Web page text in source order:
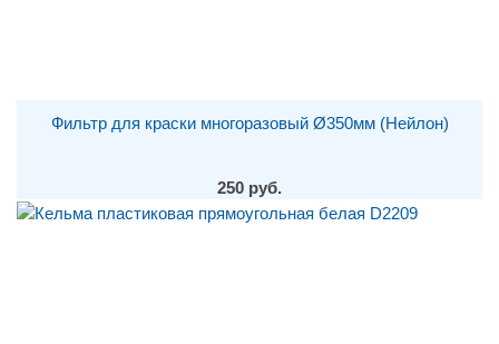
Фильтр для краски многоразовый Ø350мм (Нейлон)
250 руб.